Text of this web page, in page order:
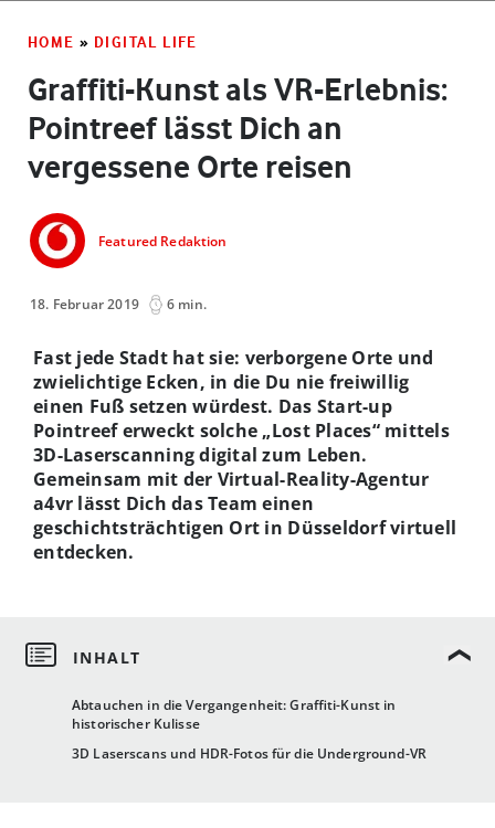
HOME » DIGITAL LIFE
Graffiti-Kunst als VR-Erlebnis:
Pointreef lässt Dich an
vergessene Orte reisen
Featured Redaktion
18. Februar 2019 6 min.
Abtauchen in die Vergangenheit: Graffiti-Kunst in
historischer Kulisse
3D Laserscans und HDR-Fotos für die Underground-VR
Fast jede Stadt hat sie: verborgene Orte und
zwielichtige Ecken, in die Du nie freiwillig
einen Fuß setzen würdest. Das Start-up
Pointreef erweckt solche „Lost Places“ mittels
3D-Laserscanning digital zum Leben.
Gemeinsam mit der Virtual-Reality-Agentur
a4vr lässt Dich das Team einen
geschichtsträchtigen Ort in Düsseldorf virtuell
entdecken.